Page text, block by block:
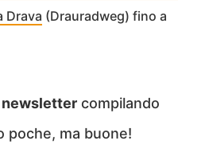
Drava (Drauradweg) fino a
newsletter compilando
poche, ma buone!